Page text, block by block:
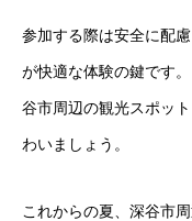
参加する際は安全に配
が快適な体験の鍵です
谷市周辺の観光スポッ
わいましょう。
これからの夏、深谷市